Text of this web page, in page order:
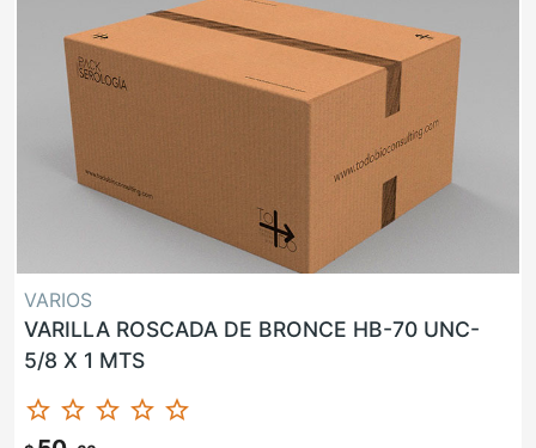
VARIOS
VARILLA ROSCADA DE BRONCE HB-70 UNC-
5/8 X 1 MTS
star_border star_border star_border star_border star_border